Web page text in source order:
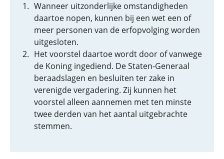
Wanneer uitzonderlijke omstandigheden
daartoe nopen, kunnen bij een wet een of
meer personen van de erfopvolging worden
uitgesloten.
Het voorstel daartoe wordt door of vanwege
de Koning ingediend. De Staten-Generaal
beraadslagen en besluiten ter zake in
verenigde vergadering. Zij kunnen het
voorstel alleen aannemen met ten minste
twee derden van het aantal uitgebrachte
stemmen.